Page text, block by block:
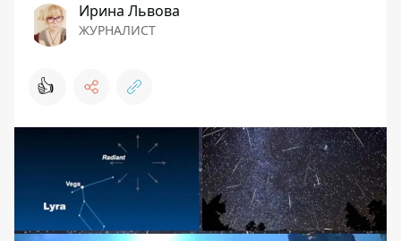
Ирина Львова
ЖУРНАЛИСТ
👍